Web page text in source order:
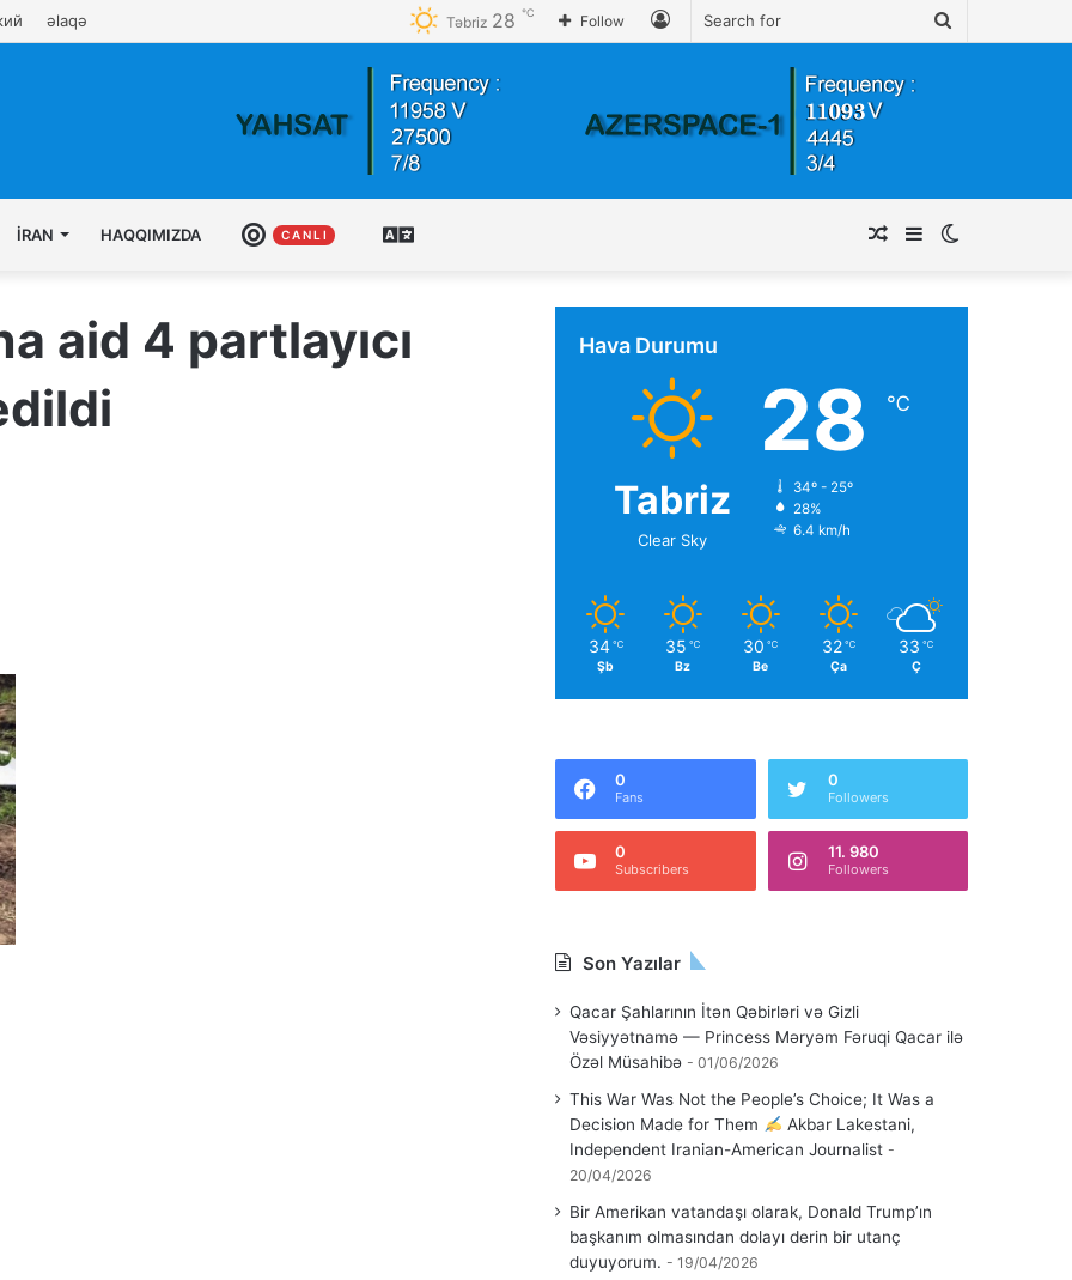
əlaqə Follow
Təbriz 28 ℃
İRAN HAQQIMIZDA CANLI
C A N L I
skin
Sidebar
Random
Article
aid 4 partlayıcı
Hava Durumu
Tabriz
Clear Sky
28 ℃
34º - 25º
28%
6.4 km/h
34 ℃
Şb
35 ℃
Bz
30 ℃
Be
32 ℃
Ça
33 ℃
Ç
0
Fans
0
Followers
0
Subscribers
11. 980
Followers
Son Yazılar
Qacar Şahlarının İtən Qəbirləri və Gizli
Vəsiyyətnamə — Princess Məryəm Fəruqi Qacar ilə
Özəl Müsahibə
01/06/2026
This War Was Not the People’s Choice; It Was a
Decision Made for Them
Akbar Lakestani,
Independent Iranian-American Journalist
20/04/2026
Bir Amerikan vatandaşı olarak, Donald Trump’ın
başkanım olmasından dolayı derin bir utanç
duyuyorum.
19/04/2026